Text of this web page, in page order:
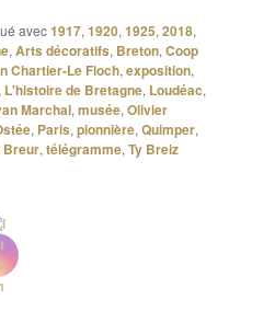
avec1917,1920,1925,2018,
,Arts décoratifs, Breton,Coop
Chartier-Le Floch,exposition,
L'histoire de Bretagne, Loudéac,
Marchal,musée,Olivier
, Paris,pionnière,Quimper,
Breur,télégramme,Ty Breiz